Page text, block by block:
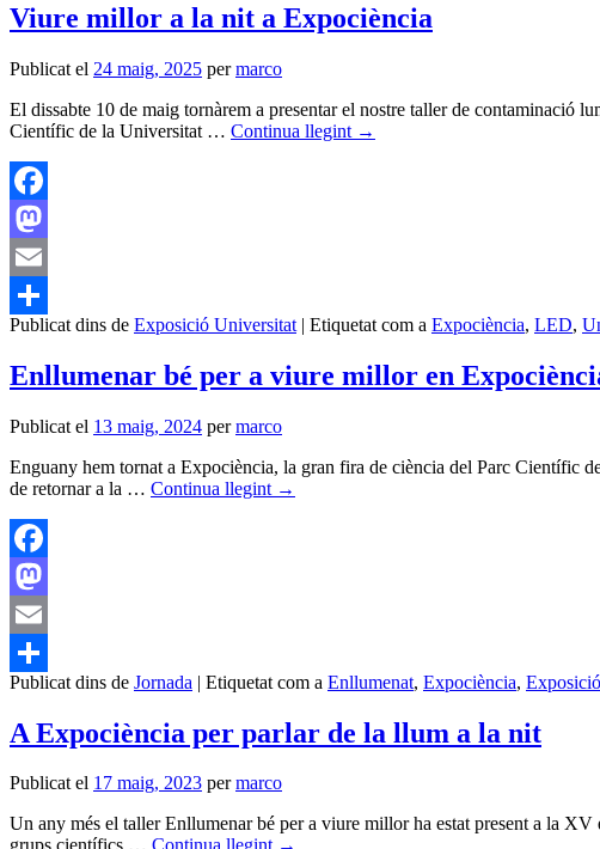
Viure millor a la nit a Expociència
Publicat el 24 maig, 2025 per marco
El dissabte 10 de maig tornàrem a presentar el nostre taller de contaminació
Científic de la Universitat … Continua llegint →
Facebook
Mastodon
Email
Comparteix
Publicat dins de Exposició Universitat | Etiquetat com a Expociència, LED,
Enllumenar bé per a viure millor en
Publicat el 13 maig, 2024 per marco
Enguany hem tornat a Expociència, la gran fira de ciència del Parc Científic
de retornar a la … Continua llegint →
Facebook
Mastodon
Email
Comparteix
Publicat dins de Jornada | Etiquetat com a Enllumenat, Expociència, Exposició
A Expociència per parlar de la llum a la nit
Publicat el 17 maig, 2023 per marco
Un any més el taller Enllumenar bé per a viure millor ha estat present a la